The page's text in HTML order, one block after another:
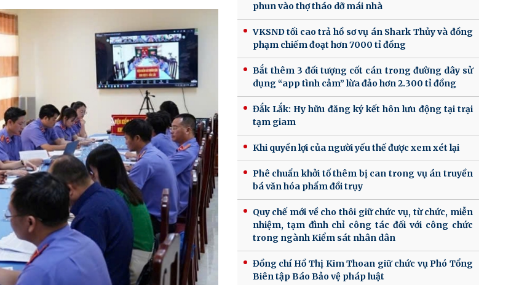
phun vào thợ tháo dỡ mái nhà
VKSND tối cao trả hồ sơ vụ án Shark Thủy và đồng
phạm chiếm đoạt hơn 7000 tỉ đồng
Bắt thêm 3 đối tượng cốt cán trong đường dây sử
dụng “app tình cảm” lừa đảo hơn 2.300 tỉ đồng
Đắk Lắk: Hy hữu đăng ký kết hôn lưu động tại trại
tạm giam
Khi quyền lợi của người yếu thế được xem xét lại
Phê chuẩn khởi tố thêm bị can trong vụ án truyền
bá văn hóa phẩm đồi trụy
Quy chế mới về cho thôi giữ chức vụ, từ chức, miễn
nhiệm, tạm đình chỉ công tác đối với công chức
trong ngành Kiểm sát nhân dân
Đồng chí Hồ Thị Kim Thoan giữ chức vụ Phó Tổng
Biên tập Báo Bảo vệ pháp luật